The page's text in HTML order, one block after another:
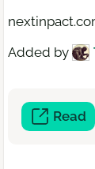
Added by
Read
a